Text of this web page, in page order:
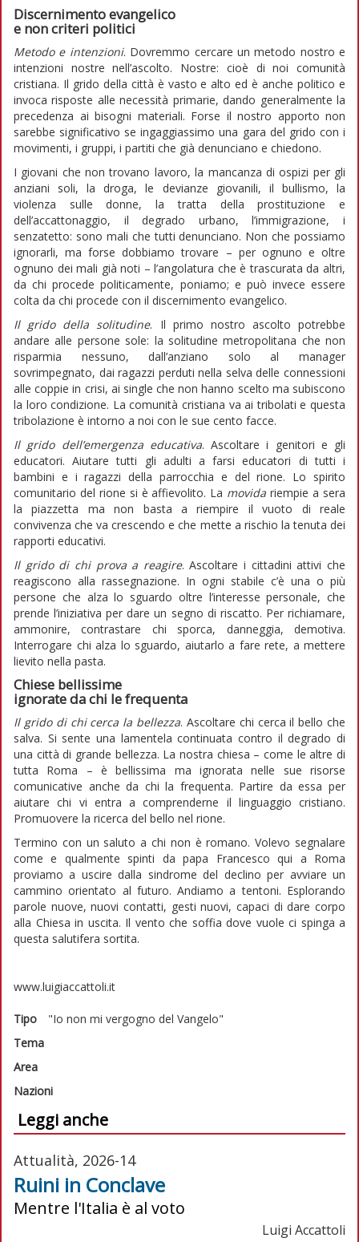
Discernimento evangelico
e non criteri politici
Metodo e intenzioni. Dovremmo cercare un metodo nostro e
intenzioni nostre nell’ascolto. Nostre: cioè di noi comunità
cristiana. Il grido della città è vasto e alto ed è anche politico e
invoca risposte alle necessità primarie, dando generalmente la
precedenza ai bisogni materiali. Forse il nostro apporto non
sarebbe significativo se ingaggiassimo una gara del grido con i
movimenti, i gruppi, i partiti che già denunciano e chiedono.
I giovani che non trovano lavoro, la mancanza di ospizi per gli
anziani soli, la droga, le devianze giovanili, il bullismo, la
violenza sulle donne, la tratta della prostituzione e
dell’accattonaggio, il degrado urbano, l’immigrazione, i
senzatetto: sono mali che tutti denunciano. Non che possiamo
ignorarli, ma forse dobbiamo trovare – per ognuno e oltre
ognuno dei mali già noti – l’angolatura che è trascurata da altri,
da chi procede politicamente, poniamo; e può invece essere
colta da chi procede con il discernimento evangelico.
Il grido della solitudine. Il primo nostro ascolto potrebbe
andare alle persone sole: la solitudine metropolitana che non
risparmia nessuno, dall’anziano solo al manager
sovrimpegnato, dai ragazzi perduti nella selva delle connessioni
alle coppie in crisi, ai single che non hanno scelto ma subiscono
la loro condizione. La comunità cristiana va ai tribolati e questa
tribolazione è intorno a noi con le sue cento facce.
Il grido dell’emergenza educativa. Ascoltare i genitori e gli
educatori. Aiutare tutti gli adulti a farsi educatori di tutti i
bambini e i ragazzi della parrocchia e del rione. Lo spirito
comunitario del rione si è affievolito. La movida riempie a sera
la piazzetta ma non basta a riempire il vuoto di reale
convivenza che va crescendo e che mette a rischio la tenuta dei
rapporti educativi.
Il grido di chi prova a reagire. Ascoltare i cittadini attivi che
reagiscono alla rassegnazione. In ogni stabile c’è una o più
persone che alza lo sguardo oltre l’interesse personale, che
prende l’iniziativa per dare un segno di riscatto. Per richiamare,
ammonire, contrastare chi sporca, danneggia, demotiva.
Interrogare chi alza lo sguardo, aiutarlo a fare rete, a mettere
lievito nella pasta.
Chiese bellissime
ignorate da chi le frequenta
Il grido di chi cerca la bellezza. Ascoltare chi cerca il bello che
salva. Si sente una lamentela continuata contro il degrado di
una città di grande bellezza. La nostra chiesa – come le altre di
tutta Roma – è bellissima ma ignorata nelle sue risorse
comunicative anche da chi la frequenta. Partire da essa per
aiutare chi vi entra a comprenderne il linguaggio cristiano.
Promuovere la ricerca del bello nel rione.
Termino con un saluto a chi non è romano. Volevo segnalare
come e qualmente spinti da papa Francesco qui a Roma
proviamo a uscire dalla sindrome del declino per avviare un
cammino orientato al futuro. Andiamo a tentoni. Esplorando
parole nuove, nuovi contatti, gesti nuovi, capaci di dare corpo
alla Chiesa in uscita. Il vento che soffia dove vuole ci spinga a
questa salutifera sortita.
www.luigiaccattoli.it
Tipo
"Io non mi vergogno del Vangelo"
Tema
Area
Nazioni
Leggi anche
Attualità, 2026-14
Ruini in Conclave
Mentre l'Italia è al voto
Luigi Accattoli